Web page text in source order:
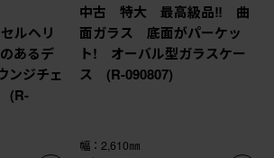
ルヘリ
あるデ
ンジチェ
(R-
中古 特大 最高級品‼ 曲
面ガラス 底面がパーケッ
ト! オーバル型ガラスケー
ス (R-090807)
幅：2,610㎜